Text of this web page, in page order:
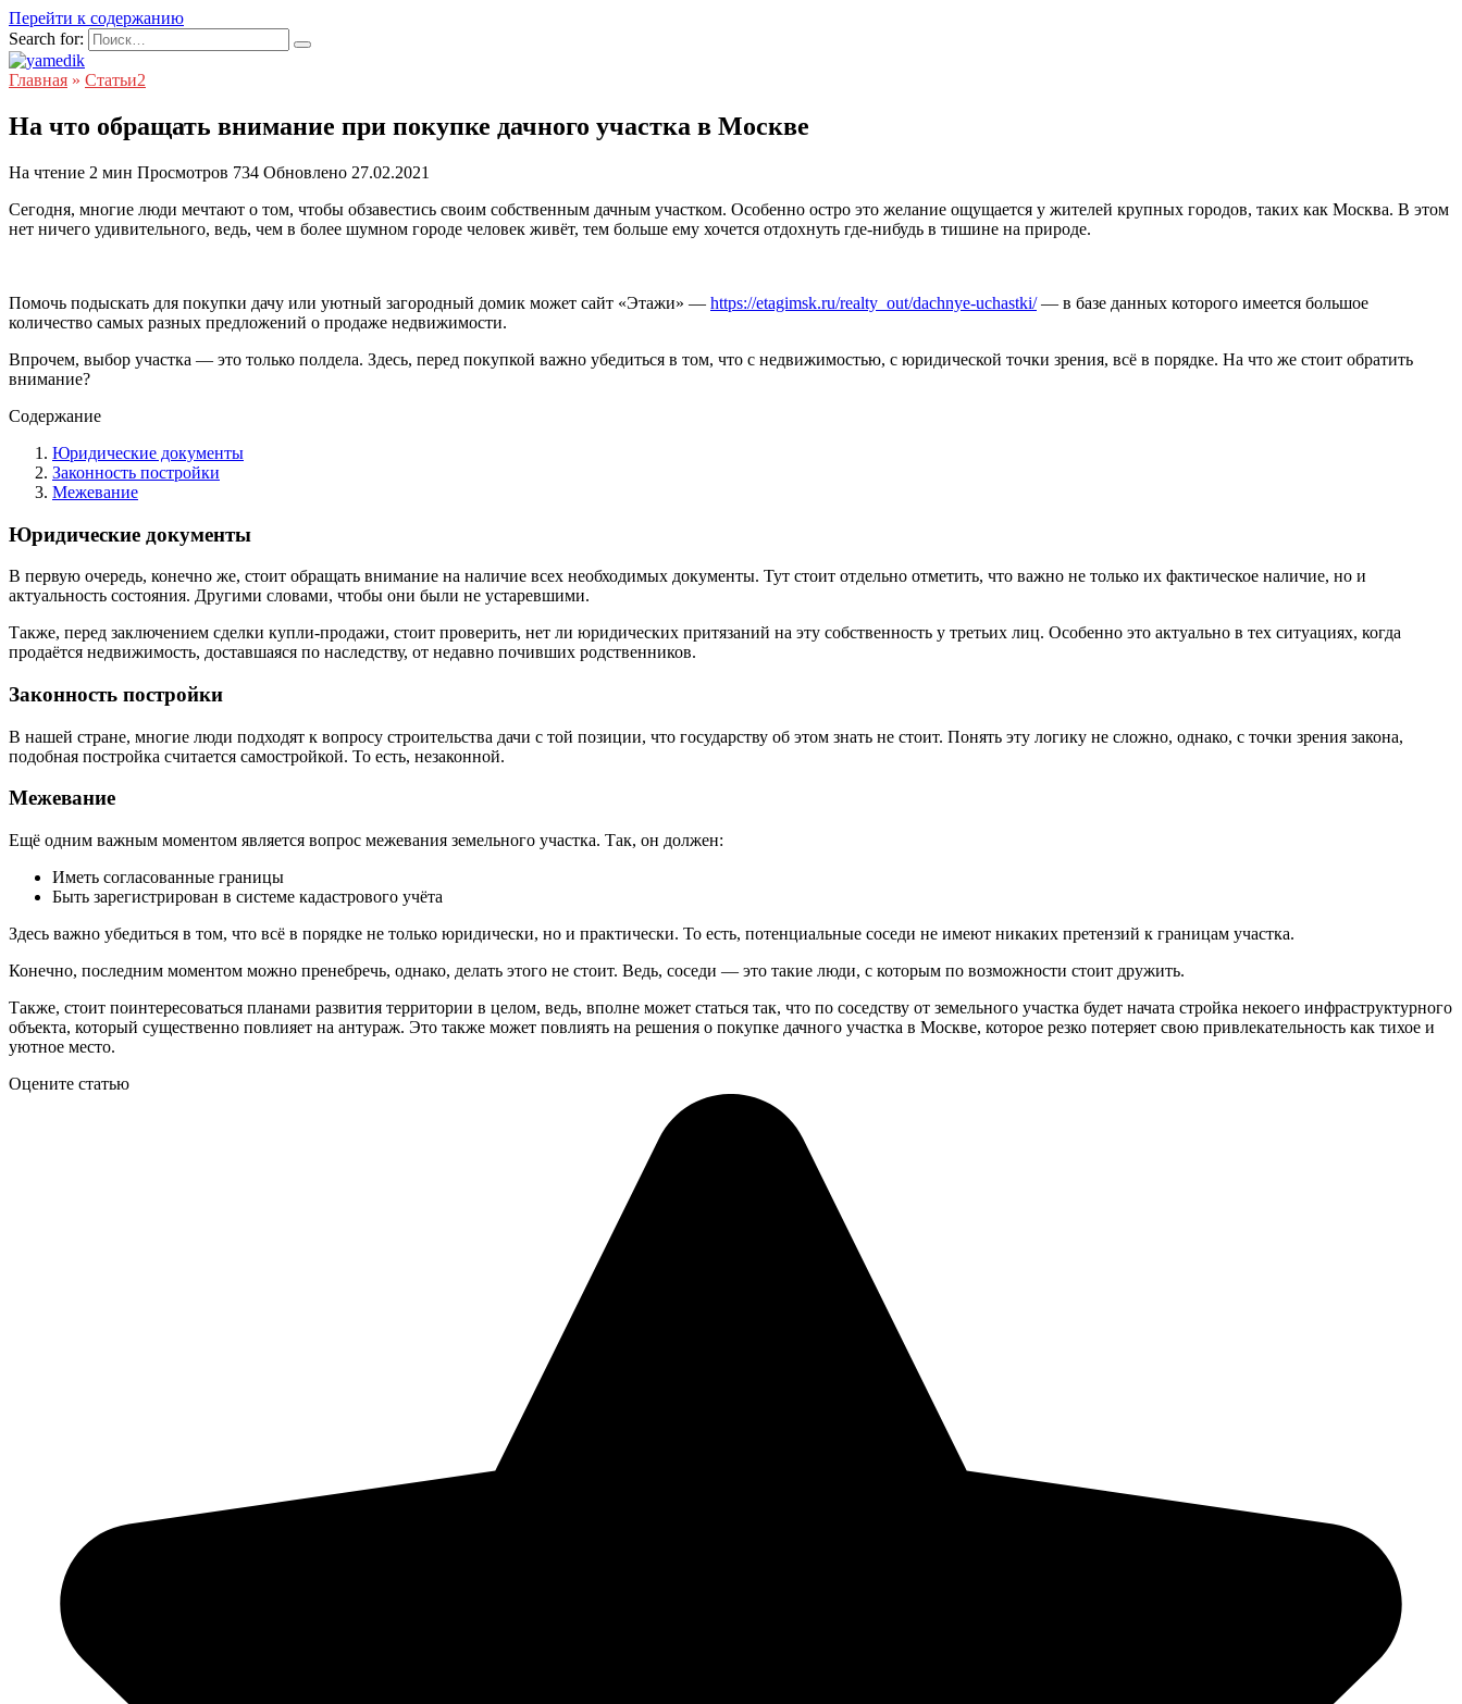
Перейти к содержанию
Search for:
Главная » Статьи2
На что обращать внимание при покупке дачного участка в Москве
На чтение 2 мин Просмотров 734 Обновлено 27.02.2021
Сегодня, многие люди мечтают о том, чтобы обзавестись своим собственным дачным участком. Особенно остро это желание ощущается у жителей крупных городов, таких как Москва. В этом
нет ничего удивительного, ведь, чем в более шумном городе человек живёт, тем больше ему хочется отдохнуть где-нибудь в тишине на природе.
Помочь подыскать для покупки дачу или уютный загородный домик может сайт «Этажи» — https://etagimsk.ru/realty_out/dachnye-uchastki/— в базе данных которого имеется большое
количество самых разных предложений о продаже недвижимости.
Впрочем, выбор участка — это только полдела. Здесь, перед покупкой важно убедиться в том, что с недвижимостью, с юридической точки зрения, всё в порядке. На что же стоит обратить
внимание?
Содержание
Юридические документы
Законность постройки
Межевание
Юридические документы
В первую очередь, конечно же, стоит обращать внимание на наличие всех необходимых документы. Тут стоит отдельно отметить, что важно не только их фактическое наличие, но и
актуальность состояния. Другими словами, чтобы они были не устаревшими.
Также, перед заключением сделки купли-продажи, стоит проверить, нет ли юридических притязаний на эту собственность у третьих лиц. Особенно это актуально в тех ситуациях, когда
продаётся недвижимость, доставшаяся по наследству, от недавно почивших родственников.
Законность постройки
В нашей стране, многие люди подходят к вопросу строительства дачи с той позиции, что государству об этом знать не стоит. Понять эту логику не сложно, однако, с точки зрения закона,
подобная постройка считается самостройкой. То есть, незаконной.
Межевание
Ещё одним важным моментом является вопрос межевания земельного участка. Так, он должен:
Иметь согласованные границы
Быть зарегистрирован в системе кадастрового учёта
Здесь важно убедиться в том, что всё в порядке не только юридически, но и практически. То есть, потенциальные соседи не имеют никаких претензий к границам участка.
Конечно, последним моментом можно пренебречь, однако, делать этого не стоит. Ведь, соседи — это такие люди, с которым по возможности стоит дружить.
Также, стоит поинтересоваться планами развития территории в целом, ведь, вполне может статься так, что по соседству от земельного участка будет начата стройка некоего инфраструктурного
объекта, который существенно повлияет на антураж. Это также может повлиять на решения о покупке дачного участка в Москве, которое резко потеряет свою привлекательность как тихое и
уютное место.
Оцените статью